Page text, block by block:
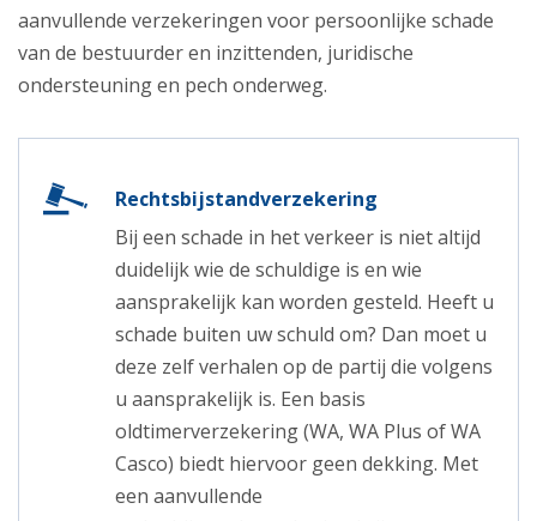
aanvullende verzekeringen voor persoonlijke schade
van de bestuurder en inzittenden, juridische
ondersteuning en pech onderweg.
Rechtsbijstandverzekering
Bij een schade in het verkeer is niet altijd
duidelijk wie de schuldige is en wie
aansprakelijk kan worden gesteld. Heeft u
schade buiten uw schuld om? Dan moet u
deze zelf verhalen op de partij die volgens
u aansprakelijk is. Een basis
oldtimerverzekering (WA, WA Plus of WA
Casco) biedt hiervoor geen dekking. Met
een aanvullende